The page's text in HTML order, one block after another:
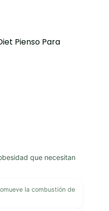
Pienso Para
que necesitan
la combustión de